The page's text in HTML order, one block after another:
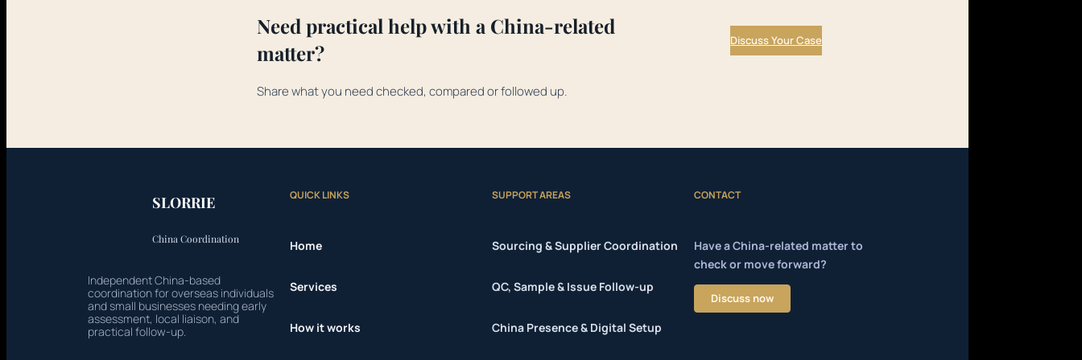
Need practical help with a China-related
matter?
Share what you need checked, compared or followed up.
Discuss Your Case
SLORRIE
China Coordination
Independent China-based
coordination for overseas individuals
and small businesses needing early
assessment, local liaison, and
practical follow-up.
QUICK LINKS
Home
Services
How it works
SUPPORT AREAS
Sourcing & Supplier Coordination
QC, Sample & Issue Follow-up
China Presence & Digital Setup
CONTACT
Have a China-related matter to
check or move forward?
Discuss now